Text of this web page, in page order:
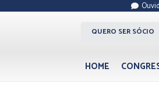
QUERO SER SÓCIO
HOME